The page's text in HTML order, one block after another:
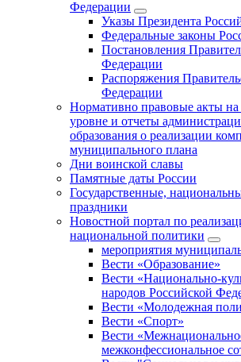
Федерации
Указы Президента
Федеральные законы
Постановления
Федерации
Распоряжения
Федерации
Нормативно правовые акты
уровне и отчеты
образования о реализации
муниципального плана
Дни воинской славы
Памятные даты России
Государственные,
праздники
Новостной портал по
национальной политики
мероприятия
Вести «Образование»
Вести «Национально-
народов Российской
Вести «Молодежная
Вести «Спорт»
Вести
межконфессиональное